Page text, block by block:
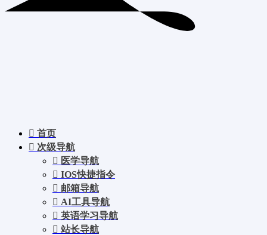
首页
次级导航
医学导航
IOS快捷指令
邮箱导航
AI工具导航
英语学习导航
站长导航